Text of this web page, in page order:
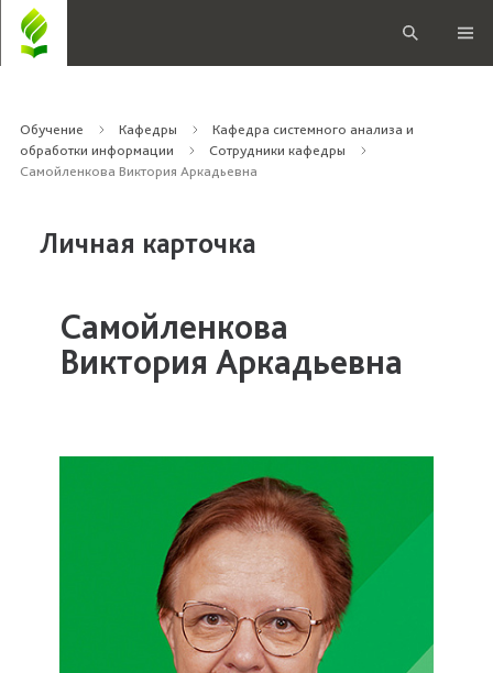
Обучение Кафедры
Кафедра системного анализа и
обработки информации
Сотрудники кафедры
Самойленкова Виктория Аркадьевна
Личная карточка
Самойленкова
Виктория Аркадьевна